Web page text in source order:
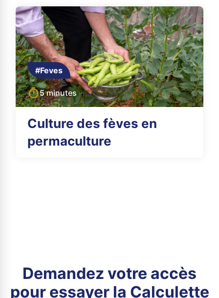
#Feves
5 minutes
Culture des fèves en
permaculture
Demandez votre accès
pour essayer la Calculette